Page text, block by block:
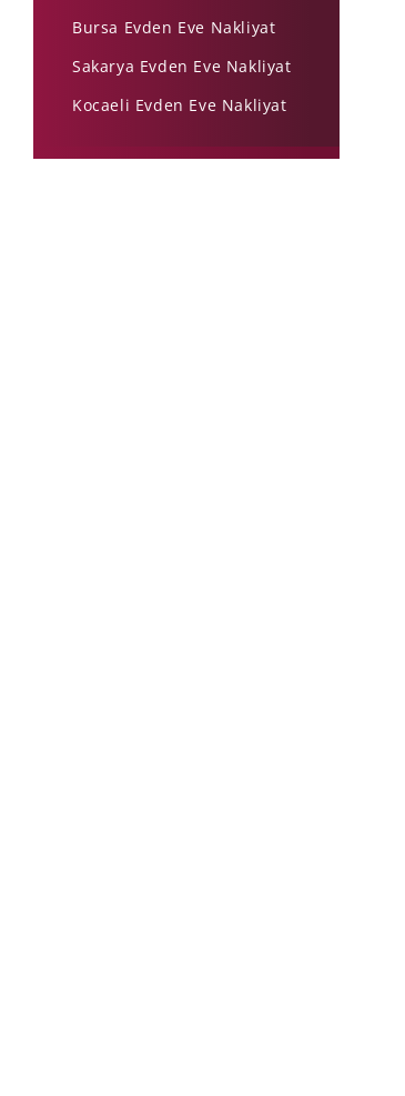
Bursa Evden Eve Nakliyat
Sakarya Evden Eve Nakliyat
Kocaeli Evden Eve Nakliyat